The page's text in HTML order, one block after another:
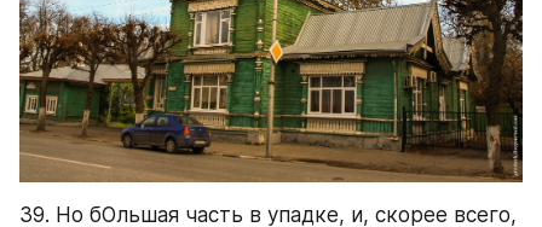
39. Но бОльшая часть в упадке, и, скорее всего,